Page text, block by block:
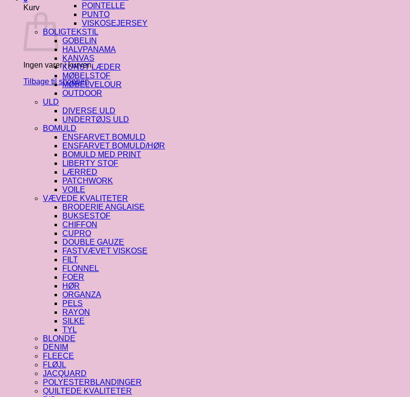
Kurv
Ingen varer i kurven.
Tilbage til shoppen
POINTELLE
PUNTO
VISKOSEJERSEY
BOLIGTEKSTIL
GOBELIN
HALVPANAMA
KANVAS
KUNST LÆDER
MØBELSTOF
MØBELVELOUR
OUTDOOR
ULD
DIVERSE ULD
UNDERTØJS ULD
BOMULD
ENSFARVET BOMULD
ENSFARVET BOMULD/HØR
BOMULD MED PRINT
LIBERTY STOF
LÆRRED
PATCHWORK
VOILE
VÆVEDE KVALITETER
BRODERIE ANGLAISE
BUKSESTOF
CHIFFON
CUPRO
DOUBLE GAUZE
FASTVÆVET VISKOSE
FILT
FLONNEL
FOER
HØR
ORGANZA
PELS
RAYON
SILKE
TYL
BLONDE
DENIM
FLEECE
FLØJL
JACQUARD
POLYESTERBLANDINGER
QUILTEDE KVALITETER